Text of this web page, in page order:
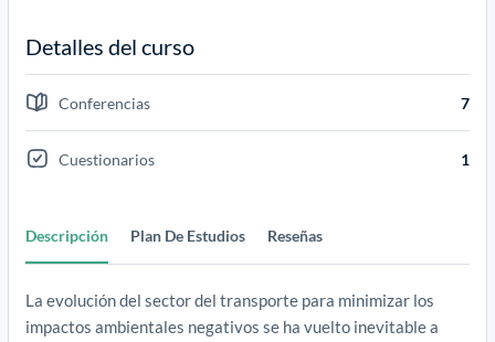
Descripción Plan De Estudios Reseñas
La evolución del sector del transporte para minimizar los
impactos ambientales negativos se ha vuelto inevitable a
Detalles del curso
Conferencias 7
Cuestionarios 1